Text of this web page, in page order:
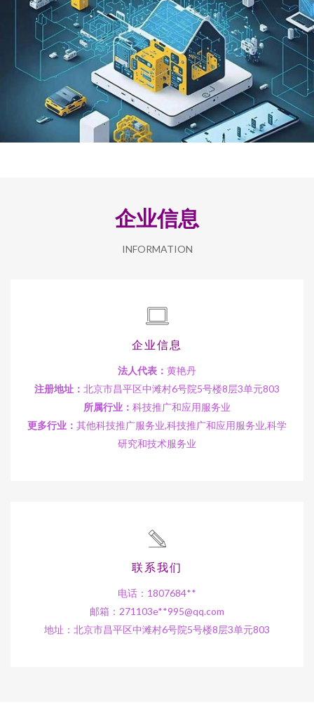
企业信息
INFORMATION
企业信息
法人代表： 黄艳丹
注册地址： 北京市昌平区中滩村6号院5号楼8层3单元803
所属行业： 科技推广和应用服务业
更多行业： 其他科技推广服务业,科技推广和应用服务业,科学
研究和技术服务业
联系我们
电话：1807684**
邮箱：271103e**995@qq.com
地址：北京市昌平区中滩村6号院5号楼8层3单元803